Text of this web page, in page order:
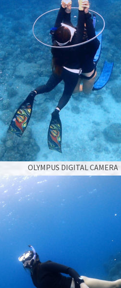
OLYMPUS DIGITAL CAMERA